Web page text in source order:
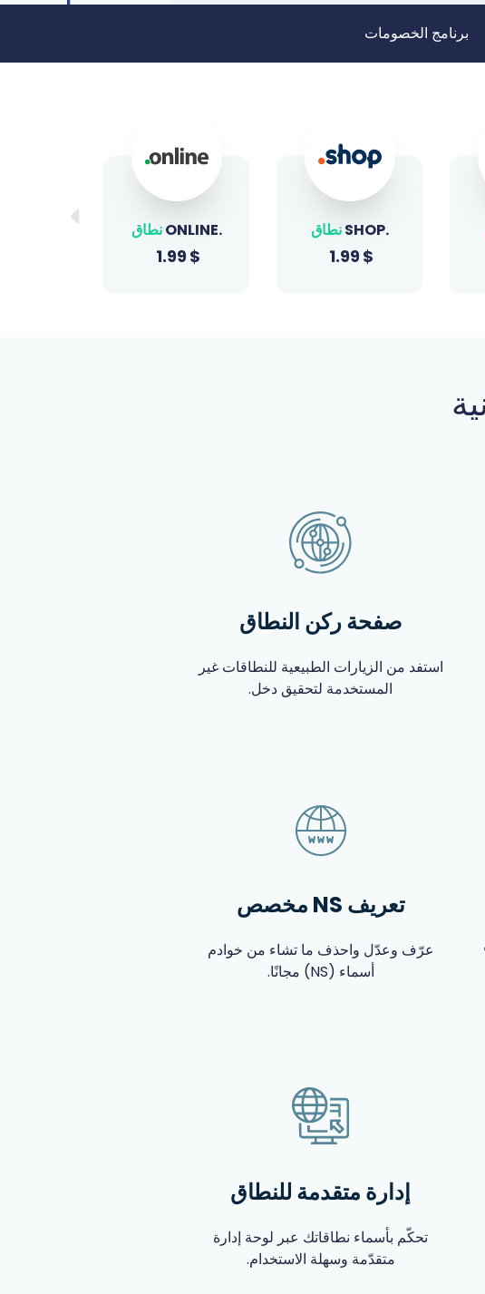
برنامج الخصومات
نطاق
$
1.99
.BIZ نطاق
$
23.39
صفحة ركن النطاق
استفد من الزيارات الطبيعية للنطاقات غير
المستخدمة لتحقيق دخل.
تعريف NS مخصص
عرّف وعدّل واحذف ما تشاء من خوادم
أسماء (NS) مجانًا.
إدارة متقدمة للنطاق
تحكّم بأسماء نطاقاتك عبر لوحة إدارة
متقدّمة وسهلة الاستخدام.